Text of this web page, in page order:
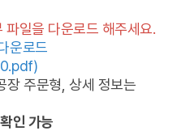
일을 다운로드 해주세요.
운로드
)
주문형, 상세 정보는
인 가능